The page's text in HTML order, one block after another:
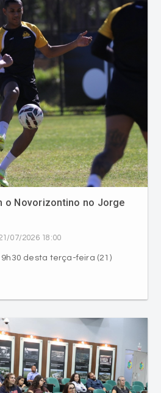
o Novorizontino no Jorge
07/2026 18:00
desta terça-feira (21)